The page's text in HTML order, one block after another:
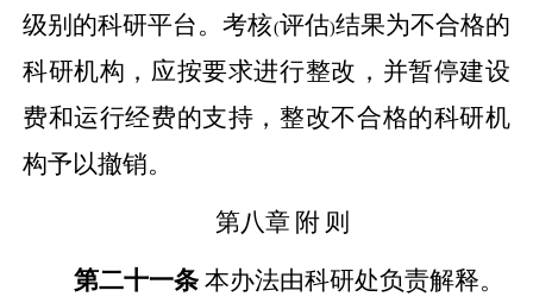
级别的科研平台。考核(评估)结果为不合格的
科研机构，应按要求进行整改，并暂停建设
费和运行经费的支持，整改不合格的科研机
构予以撤销。
第八章 附 则
第二十一条 本办法由科研处负责解释。